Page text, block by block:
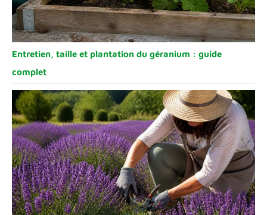
Entretien, taille et plantation du géranium : guide
complet